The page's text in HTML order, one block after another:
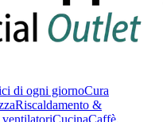
di ogni giornoCura
Riscaldamento &
CucinaCaffè,